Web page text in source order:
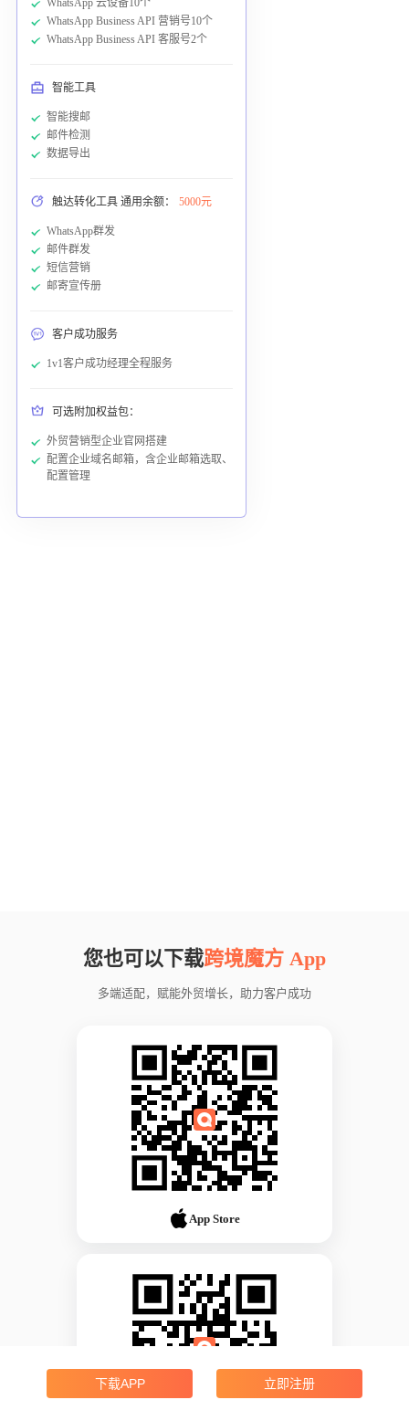
WhatsApp 云设备10个
WhatsApp Business API 营销号10个
WhatsApp Business API 客服号2个
智能工具
智能搜邮
邮件检测
数据导出
触达转化工具 通用余额： 5000元
WhatsApp群发
邮件群发
短信营销
邮寄宣传册
客户成功服务
1v1客户成功经理全程服务
可选附加权益包：
外贸营销型企业官网搭建
配置企业域名邮箱，含企业邮箱选取、
配置管理
您也可以下载跨境魔方 App
多端适配，赋能外贸增长，助力客户成功
App Store
下载APP 立即注册